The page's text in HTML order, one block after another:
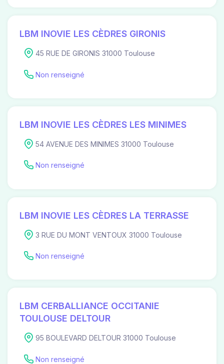
LBM INOVIE LES CÈDRES GIRONIS
45 RUE DE GIRONIS 31000 Toulouse
Non renseigné
LBM INOVIE LES CÈDRES LES MINIMES
54 AVENUE DES MINIMES 31000 Toulouse
Non renseigné
LBM INOVIE LES CÈDRES LA TERRASSE
3 RUE DU MONT VENTOUX 31000 Toulouse
Non renseigné
LBM CERBALLIANCE OCCITANIE
TOULOUSE DELTOUR
95 BOULEVARD DELTOUR 31000 Toulouse
Non renseigné